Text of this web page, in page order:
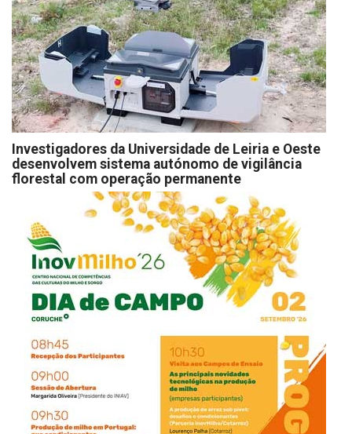
Investigadores da Universidade de Leiria e Oeste
desenvolvem sistema autónomo de vigilância
florestal com operação permanente